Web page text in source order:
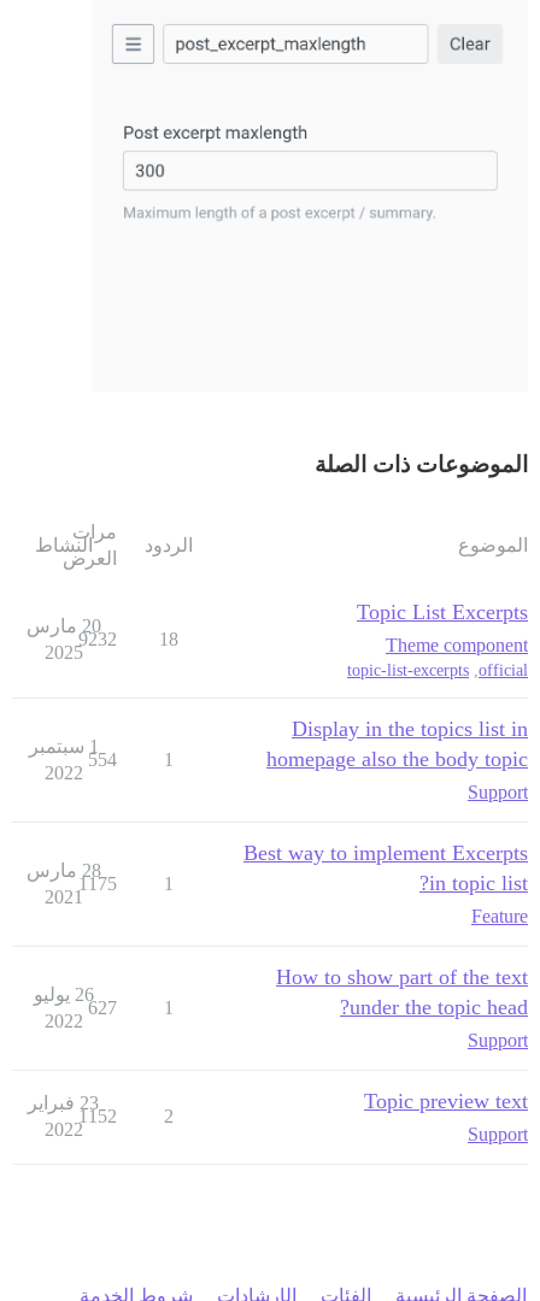
الموضوعات ذات الصلة
الموضوع الردود
مرات
العرض
النشاط
Topic List Excerpts
Theme component
official
,
topic-list-excerpts
18
9232
20 مارس
2025
Display in the topics list in
homepage also the body topic
Support
1
554
1 سبتمبر
2022
Best way to implement Excerpts
in topic list?
Feature
1
1175
28 مارس
2021
How to show part of the text
under the topic head?
Support
1
627
26 يوليو
2022
Topic preview text
Support
2
1152
23 فبراير
2022
الصفحة الرئيسية الفئات الإرشادات شروط الخدمة